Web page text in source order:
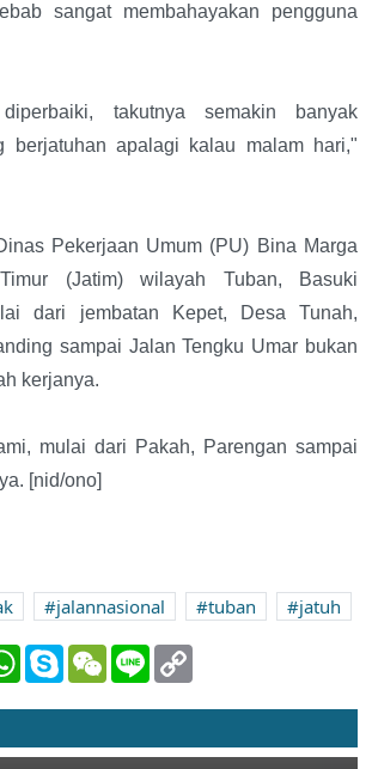
sangat membahayakan pengguna
takutnya semakin banyak
berjatuhan apalagi kalau malam hari,"
Pekerjaan Umum (PU) Bina Marga
(Jatim) wilayah Tuban, Basuki
dari jembatan Kepet, Desa Tunah,
sampai Jalan Tengku Umar bukan
kerjanya.
mulai dari Pakah, Parengan sampai
[nid/ono]
jalannasional tuban
jatuh
WhatsApp
SkypeWeChatLine
Galang Dana Tanggul